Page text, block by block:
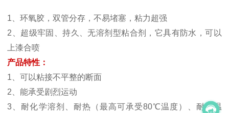
1、环氧胶，双管分存，不易堵塞，粘力超强
2、超级牢固、持久、无溶剂型粘合剂，它具有防水，可以
上漆合喷
产品特性：
1、可以粘接不平整的断面
2、能承受剧烈运动
3、耐化学溶剂、耐热（最高可承受80℃温度）、耐低温